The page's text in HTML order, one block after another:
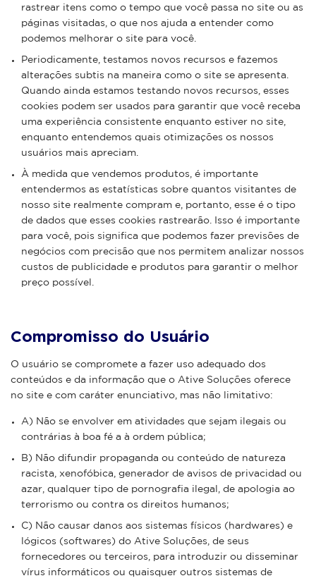
rastrear itens como o tempo que você passa no site ou as
páginas visitadas, o que nos ajuda a entender como
podemos melhorar o site para você.
Periodicamente, testamos novos recursos e fazemos
alterações subtis na maneira como o site se apresenta.
Quando ainda estamos testando novos recursos, esses
cookies podem ser usados ​​para garantir que você receba
uma experiência consistente enquanto estiver no site,
enquanto entendemos quais otimizações os nossos
usuários mais apreciam.
À medida que vendemos produtos, é importante
entendermos as estatísticas sobre quantos visitantes de
nosso site realmente compram e, portanto, esse é o tipo
de dados que esses cookies rastrearão. Isso é importante
para você, pois significa que podemos fazer previsões de
negócios com precisão que nos permitem analizar nossos
custos de publicidade e produtos para garantir o melhor
preço possível.
Compromisso do Usuário
O usuário se compromete a fazer uso adequado dos
conteúdos e da informação que o Ative Soluções oferece
no site e com caráter enunciativo, mas não limitativo:
A) Não se envolver em atividades que sejam ilegais ou
contrárias à boa fé a à ordem pública;
B) Não difundir propaganda ou conteúdo de natureza
racista, xenofóbica, generador de avisos de privacidad ou
azar, qualquer tipo de pornografia ilegal, de apologia ao
terrorismo ou contra os direitos humanos;
C) Não causar danos aos sistemas físicos (hardwares) e
lógicos (softwares) do Ative Soluções, de seus
fornecedores ou terceiros, para introduzir ou disseminar
vírus informáticos ou quaisquer outros sistemas de